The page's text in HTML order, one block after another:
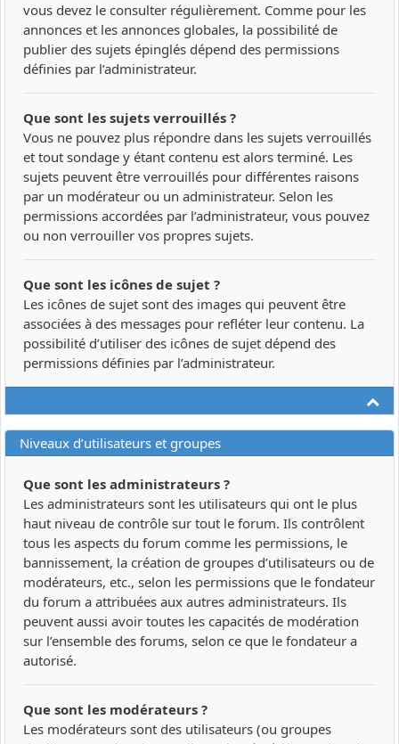
vous devez le consulter régulièrement. Comme pour les
annonces et les annonces globales, la possibilité de
publier des sujets épinglés dépend des permissions
définies par l’administrateur.
Que sont les sujets verrouillés ?
Vous ne pouvez plus répondre dans les sujets verrouillés
et tout sondage y étant contenu est alors terminé. Les
sujets peuvent être verrouillés pour différentes raisons
par un modérateur ou un administrateur. Selon les
permissions accordées par l’administrateur, vous pouvez
ou non verrouiller vos propres sujets.
Que sont les icônes de sujet ?
Les icônes de sujet sont des images qui peuvent être
associées à des messages pour refléter leur contenu. La
possibilité d’utiliser des icônes de sujet dépend des
permissions définies par l’administrateur.
Niveaux d’utilisateurs et groupes
Que sont les administrateurs ?
Les administrateurs sont les utilisateurs qui ont le plus
haut niveau de contrôle sur tout le forum. Ils contrôlent
tous les aspects du forum comme les permissions, le
bannissement, la création de groupes d’utilisateurs ou de
modérateurs, etc., selon les permissions que le fondateur
du forum a attribuées aux autres administrateurs. Ils
peuvent aussi avoir toutes les capacités de modération
sur l’ensemble des forums, selon ce que le fondateur a
autorisé.
Que sont les modérateurs ?
Les modérateurs sont des utilisateurs (ou groupes